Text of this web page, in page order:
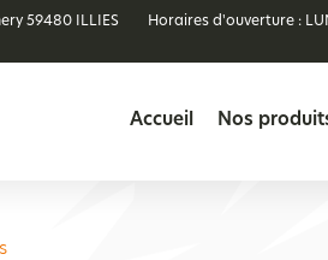
59480 ILLIES Horaires d'ouverture :
Accueil Nos